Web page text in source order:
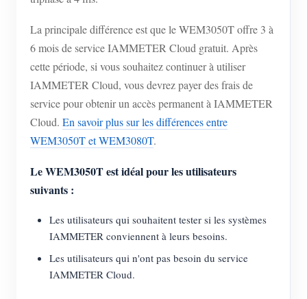
Chargeur EV
Simulateur IAMMETER
Système de prévision et de simulation énergétique
Applications
Moniteur d’énergie pour système solaire PV
Moniteur de consommation électrique
Domotique
Surveillance énergétique d’usine
Boutique
Ressources
Documentation
FAQ
Programme contributeur
Centre des contributeurs
Activités IAMMETER
Solutions
Contact
La principale différence est que le WEM3050T offre 3 à
6 mois de service IAMMETER Cloud gratuit. Après
cette période, si vous souhaitez continuer à utiliser
IAMMETER Cloud, vous devrez payer des frais de
service pour obtenir un accès permanent à IAMMETER
Cloud. En savoir plus sur les différences entre
WEM3050T et WEM3080T.
Le WEM3050T est idéal pour les utilisateurs
suivants :
Les utilisateurs qui souhaitent tester si les systèmes
IAMMETER conviennent à leurs besoins.
Les utilisateurs qui n'ont pas besoin du service
IAMMETER Cloud.